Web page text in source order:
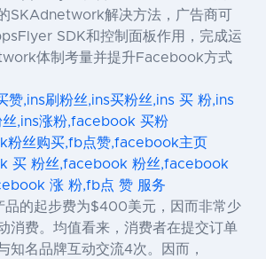
SKAdnetwork解决方法，广告商可
SDK和控制面板作用，完成运
体制考量并提升Facebook方式
赞,ins刷粉丝,ins买粉丝,ins 买 粉,ins
丝,ins涨粉,facebook 买粉
粉丝购买,fb点赞,facebook主页
买 粉丝,facebook 粉丝,facebook
涨 粉,fb点 赞 服务
品的起步费为$400美元，因而非常少
消费。均值看来，消费者在提交订单
知名品牌互动交流4次。因而，